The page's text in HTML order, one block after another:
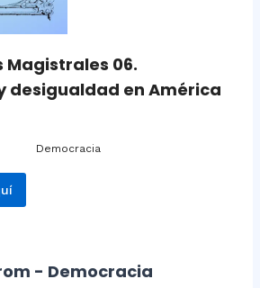
Magistrales 06.
desigualdad en América
Democracia
- Democracia